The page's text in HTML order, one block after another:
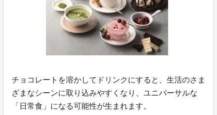
チョコレートを溶かしてドリンクにすると、生活のさま
ざまなシーンに取り込みやすくなり、ユニバーサルな
「日常食」になる可能性が生まれます。